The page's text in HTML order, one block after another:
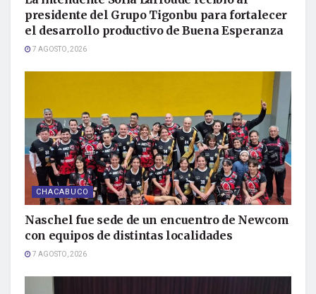
presidente del Grupo Tigonbu para fortalecer
el desarrollo productivo de Buena Esperanza
7 AGOSTO, 2026
CHACABUCO
Naschel fue sede de un encuentro de Newcom
con equipos de distintas localidades
7 AGOSTO, 2026